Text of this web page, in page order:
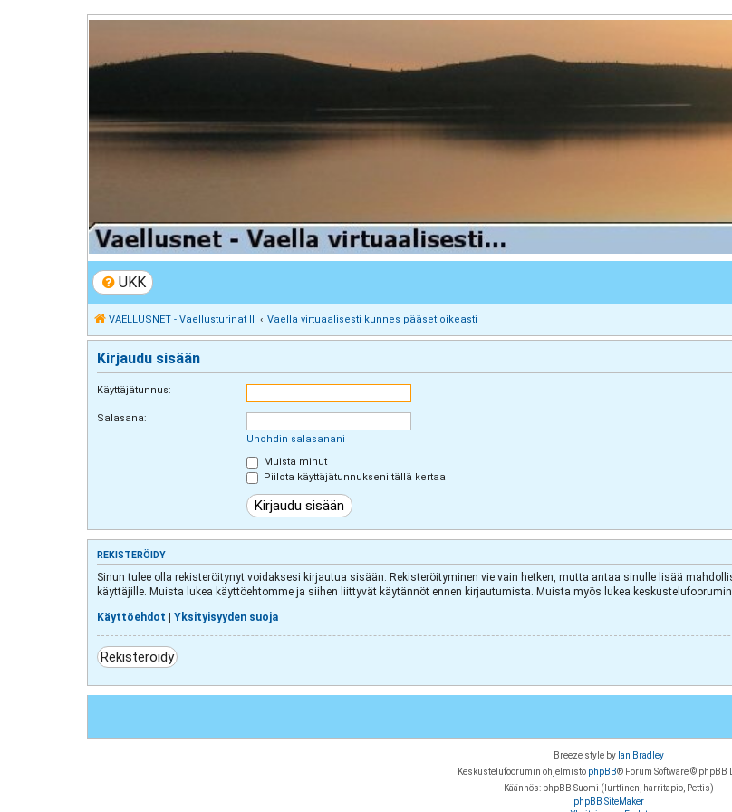
VAELLUSNET - Vaellusturinat II
Keskustelua vaeltamisesta ja Lapista
UKK
VAELLUSNET - Vaellusturinat II Vaella virtuaalisesti kunnes pääset oikeasti
Kirjaudu sisään
Käyttäjätunnus:
Salasana:
Unohdin salasanani
Muista minut
Piilota käyttäjätunnukseni tällä kertaa
REKISTERÖIDY
Sinun tulee olla rekisteröitynyt voidaksesi kirjautua sisään. Rekisteröityminen vie vain hetken, mutta antaa sinulle lisää
käyttäjille. Muista lukea käyttöehtomme ja siihen liittyvät käytännöt ennen kirjautumista. Muista myös lukea
Käyttöehdot | Yksityisyyden suoja
Rekisteröidy
Breeze style by Ian Bradley
Keskustelufoorumin ohjelmisto phpBB® Forum Software © phpBB
Käännös: phpBB Suomi (lurttinen, harritapio, Pettis)
phpBB SiteMaker